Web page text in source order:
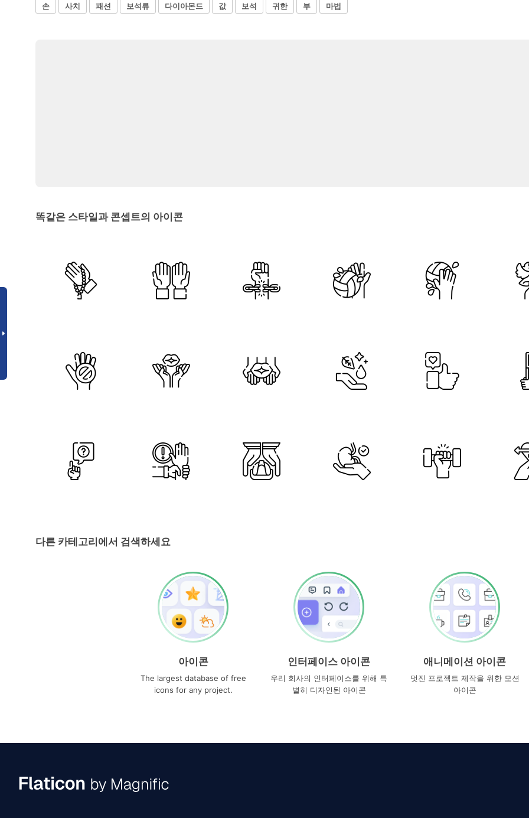
손 사치 패션 보석류 다이아몬드 값 보석 귀한 부 마법
똑같은 스타일과 콘셉트의 아이콘
다른 카테고리에서 검색하세요
아이콘
The largest database of free
icons for any project.
인터페이스 아이콘
우리 회사의 인터페이스를 위해 특
별히 디자인된 아이콘
애니메이션 아이콘
멋진 프로젝트 제작을 위한 모션
아이콘